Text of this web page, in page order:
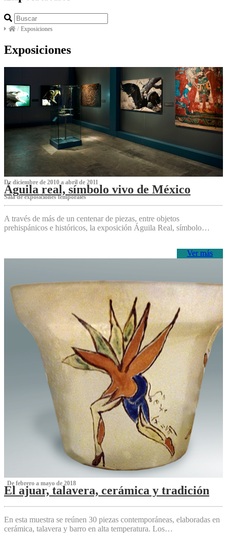
/ Exposiciones
Exposiciones
De diciembre de 2010 a abril de 2011
Águila real, símbolo vivo de México
Sala de exposiciones temporales
A través de más de un centenar de piezas, entre objetos
prehispánicos e históricos, la exposición Águila Real, símbolo…
Ver más
‌ De febrero a mayo de 2018
El ajuar, talavera, cerámica y tradición
‌
En esta muestra se reúnen 30 piezas contemporáneas, elaboradas en
cerámica, talavera y barro en alta temperatura. Los…